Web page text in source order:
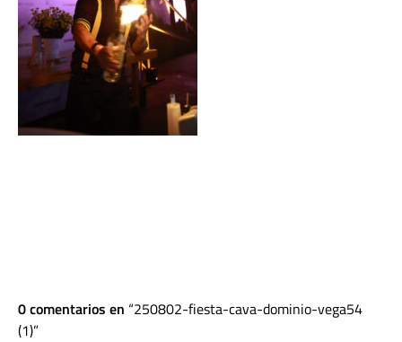
0 comentarios en 250802-fiesta-cava-dominio-vega54
(1)